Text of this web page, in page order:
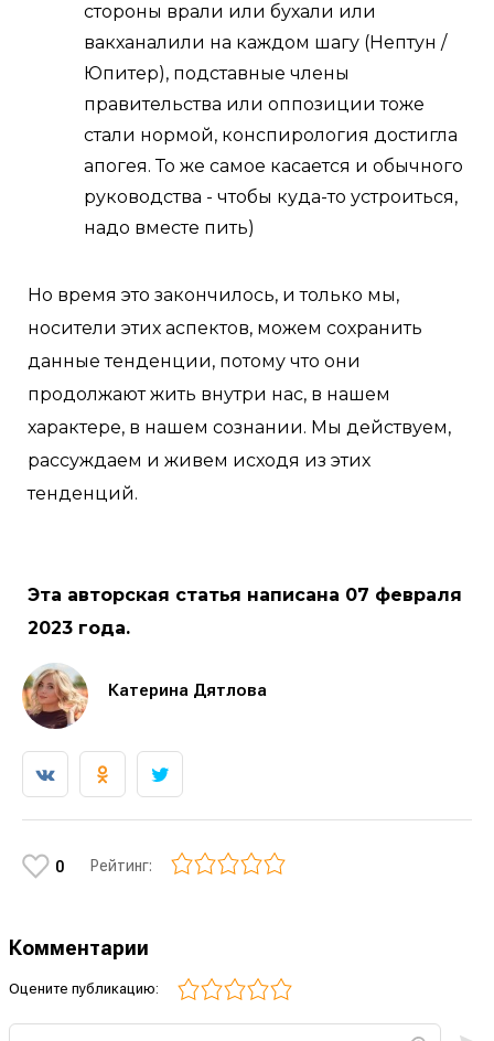
стороны врали или бухали или
вакханалили на каждом шагу (Нептун /
Юпитер), подставные члены
правительства или оппозиции тоже
стали нормой, конспирология достигла
апогея. То же самое касается и обычного
руководства - чтобы куда-то устроиться,
надо вместе пить)
Но время это закончилось, и только мы,
носители этих аспектов, можем сохранить
данные тенденции, потому что они
продолжают жить внутри нас, в нашем
характере, в нашем сознании. Мы действуем,
рассуждаем и живем исходя из этих
тенденций.
Эта авторская статья написана 07 февраля
2023 года.
Катерина Дятлова
0 Рейтинг:
Комментарии
Оцените публикацию: